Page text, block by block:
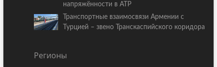
напряжённости в АТР
Транспортные взаимосвязи Армении с
Турцией – звено Транскаспийского коридора
Регионы